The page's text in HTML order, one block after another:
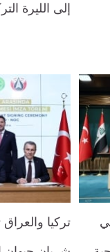
إلى الليرة
تركيا